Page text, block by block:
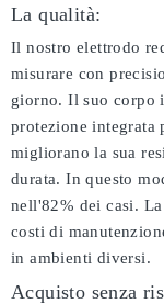
La qualità:
Il nostro elettrodo
misurare con
giorno. Il suo corpo
protezione integrata
migliorano la sua
durata. In questo
nell'82% dei casi.
costi di
in ambienti diversi.
Acquisto senza